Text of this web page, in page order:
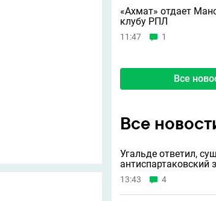
«Ахмат» отдает
клубу РПЛ
11:47 1
Все
Все
Угальде ответил,
антиспартаковский
13:43 4